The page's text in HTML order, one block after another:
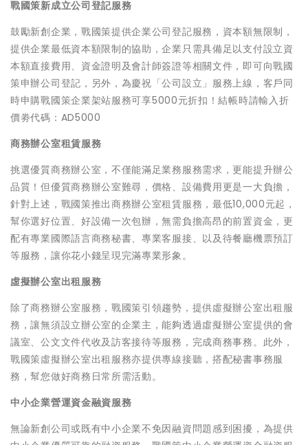
戰國策新成立公司登記服務
鼓勵新創企業，戰國策提供企業公司登記服務，資本額無限制，
提供企業最低資本額限制的協助，企業只需具備足以支付設立資
本額直接費用、資金證明及會計師簽證等相關文件，即可向戰國
策申辦公司登記，另外，為慶祝「公司設立」服務上線，客戶同
時申購戰國策企業架站服務可享5000 元折扣！結帳時請輸入折
價劵代碼： AD5000
商務辦公室租賃服務
挑選優質商務辦公室，不僅能滿足業務服務需求，更能提升辦公
品質！但優質商務辦公室難尋，價格、設備費用更是一大負擔，
針對上述，戰國策推出商務辦公室租賃服務，最低10,000 元起，
幫你選好位置、好設備一次包辦，無需負擔高昂的前置資金，更
配有專業國際語言商務秘書、專業客服接、以及待餐廳機票預訂
等服務，讓你花小錢呈現完滿專業形象。
虛擬辦公室出租服務
除了商務辦公室服務，戰國策引領趨勢，提供虛擬辦公室出租服
務，讓無須設立辦公室的企業主，能夠透過虛擬辦公室提供的會
議室、公文文件代收及訪客接待等服務，完成商務事務。此外，
戰國策虛擬辦公室出租服務亦提供專線接聽，搭配秘書事務服
務，幫您做好商務日常所需活動。
中小企業營運資金融資服務
無論新創公司或既有中小企業不免因融資問題感到困擾，為提供